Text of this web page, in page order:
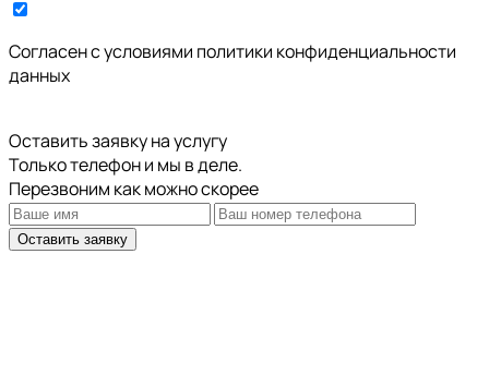
Cогласен с условиями политики конфиденциальности
данных
Оставить заявку на услугу
Только телефон и мы в деле.
Перезвоним как можно скорее
Оставить заявку